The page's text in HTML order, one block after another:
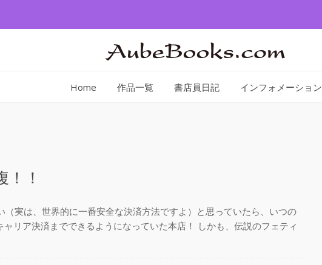
Home 作品一覧 書店員日記 インフォメーション
！
（実は、世界的に一番安全な決済方法ですよ）と思っていたら、いつの
リア決済までできるようになっていた本店！ しかも、伝説のフェティ